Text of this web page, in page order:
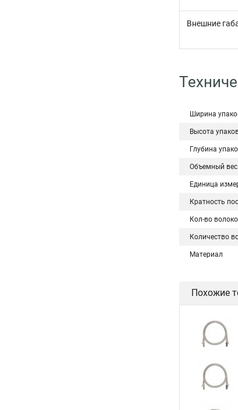
Внешние
Ширина
Высота
Глубина
Объемный вес
Единица
Кратность
Кол-во
Количество
Материал
Похожие